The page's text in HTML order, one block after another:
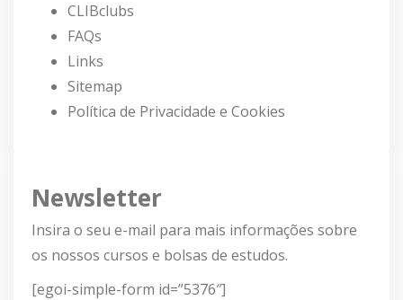
CLIBclubs
FAQs
Links
Sitemap
Política de Privacidade e Cookies
Newsletter
Insira o seu e-mail para mais informações sobre
os nossos cursos e bolsas de estudos.
[egoi-simple-form id=”5376″]